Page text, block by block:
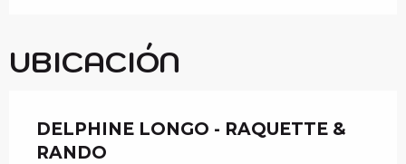
UBICACIÓN
DELPHINE LONGO - RAQUETTE &
RANDO